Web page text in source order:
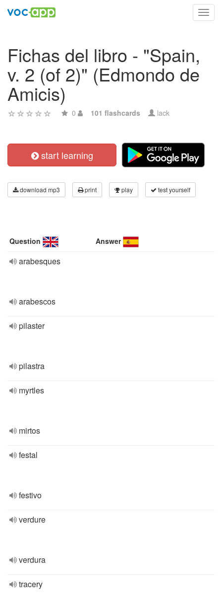
Fichas del libro - "Spain,
v. 2 (of 2)" (Edmondo de
Amicis)
0 101 flashcards lack
start learning
download mp3 print play test yourself
Question Answer
arabesques
arabescos
pilaster
pilastra
myrtles
mirtos
festal
festivo
verdure
verdura
tracery